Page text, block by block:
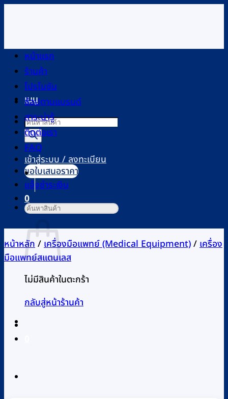
เนื้อหา
เมนู
Products
search
เข้าสู่ระบบ / ลงทะเบียน
0
ตะกร้าสินค้า
ไม่มีสินค้าในตะกร้า
กลับสู่หน้าร้านค้า
หน้าแรก
ร้านค้า
โปรโมชัน
ช้อปตามแบรนด์
สาระน่ารู้
ติดต่อเรา
FAQ
ขอใบเสนอราคา
แจ้งชำระเงิน
ค้นหา:
หน้าหลัก/เครื่องมือแพทย์ (Medical Equipment)/เครื่อง
มือแพทย์สแตนเลส